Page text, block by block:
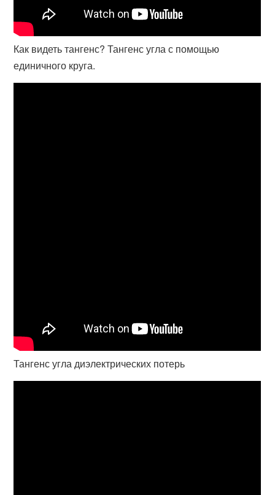
Как видеть тангенс? Тангенс угла с помощью
единичного круга.
Тангенс угла диэлектрических потерь